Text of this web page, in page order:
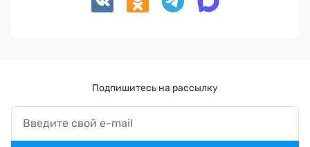
Подпишитесь на рассылку